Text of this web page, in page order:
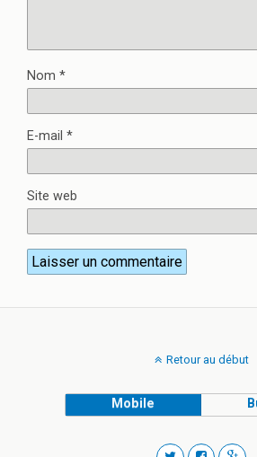
Nom *
E-mail *
Site web
Retour au début
Mobile